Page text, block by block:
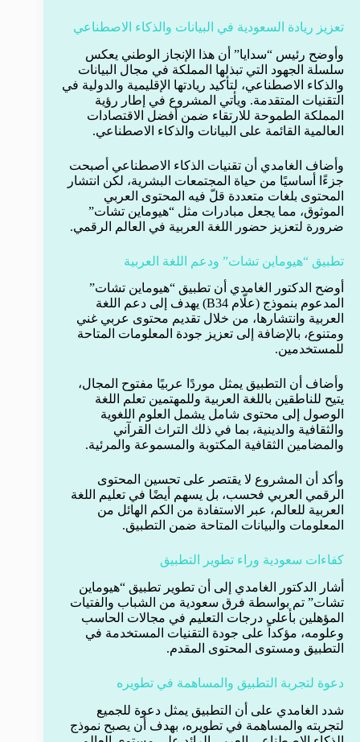
تعزيز ريادة السعودية في البيانات والذكاء الاصطناعي
وأوضح رئيس “سدايا” أن هذا الإنجاز الوطني يعكس
سلسلة الجهود التي تبذلها المملكة في مجال البيانات
والذكاء الاصطناعي، لتأكيد ريادتها الإقليمية والدولية في
التقنيات المتقدمة. ويأتي المشروع في إطار رؤية
المملكة الطموحة للارتقاء ضمن أفضل الاقتصادات
العالمية القائمة على البيانات والذكاء الاصطناعي.
وأضاف الغامدي أن تقنيات الذكاء الاصطناعي أصبحت
جزءًا أساسيًا من حياة المجتمعات البشرية، لكن انتشار
المحتوى بلغات متعددة قلّ فيه المحتوى العربي
الموثوق، مما يجعل مبادرات مثل “هيوماين تشات”
ضرورة لتعزيز حضور اللغة العربية في العالم الرقمي.
تطبيق “هيوماين تشات” ودعم اللغة العربية
أوضح الدكتور الغامدي أن تطبيق “هيوماين تشات”
المدعوم بنموذج (علّام B34) يهدف إلى دعم اللغة
العربية وانتشارها، من خلال تقديم محتوى عربي غني
ومتنوع، بالإضافة إلى تعزيز جودة المعلومات المتاحة
للمستخدمين.
وأضاف أن التطبيق يمثل موردًا عربيًا مفتوح المجال،
يتيح للناطقين باللغة العربية وللمهتمين تعلم اللغة
الوصول إلى محتوى شامل يشمل العلوم اللغوية
والثقافية والدينية، بما في ذلك التراث القرآني
والمضامين الثقافية المكتوبة والمسموعة والمرئية.
وأكد أن المشروع لا يقتصر على تحسين المحتوى
الرقمي العربي فحسب، بل يسهم أيضًا في تعليم اللغة
العربية للعالم، عبر الاستفادة من الكم الهائل من
المعلومات والبيانات المتاحة ضمن التطبيق.
كفاءات سعودية وراء تطوير التطبيق
أشار الدكتور الغامدي إلى أن تطوير تطبيق “هيوماين
تشات” تم بواسطة فرق سعودية من الشباب والفتيات
المؤهلين بأعلى درجات التعليم في مجالات الحاسب
وعلومه، مؤكداً على جودة التقنيات المستخدمة في
التطبيق ومستوى المحتوى المقدم.
دعوة لتجربة التطبيق والمساهمة في تطويره
شدد الغامدي على أن التطبيق يمثل دعوة للجميع
لتجربته والمساهمة في تطويره، بهدف أن يصبح نموذج